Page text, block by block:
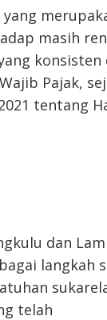
masih
Pajak,
tentang
dan
langkah
telah